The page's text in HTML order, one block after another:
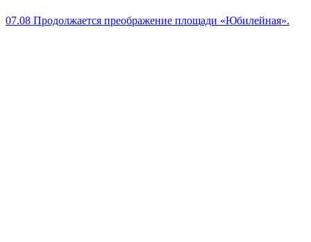
07.08 Продолжается преображение площади «Юбилейная».